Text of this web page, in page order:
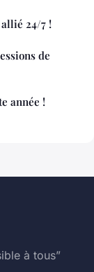
24/7 !
de
année !
à tous”